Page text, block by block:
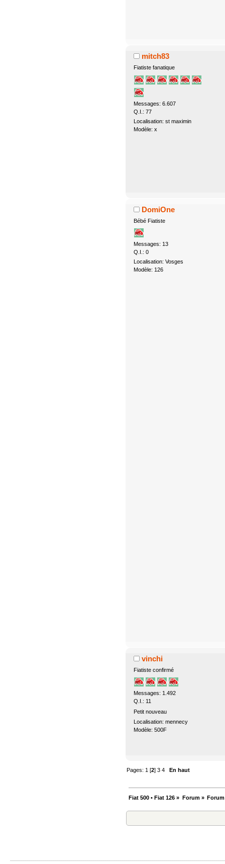
mitch83
Fiatiste fanatique
Messages: 6.607
Q.I.: 77
Localisation: st maximin
Modèle: x
DomiOne
Bébé Fiatiste
Messages: 13
Q.I.: 0
Localisation: Vosges
Modèle: 126
vinchi
Fiatiste confirmé
Messages: 1.492
Q.I.: 11
Petit nouveau
Localisation: mennecy
Modèle: 500F
Pages: 1 [2]3 4 En haut
Fiat 500 • Fiat 126 » Forum»